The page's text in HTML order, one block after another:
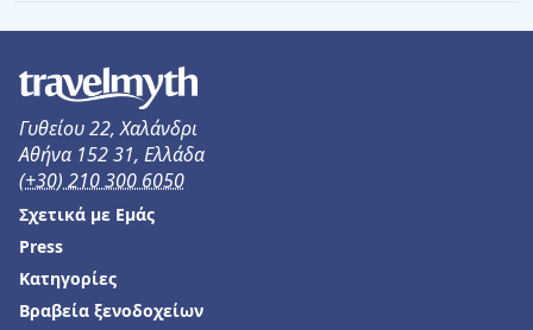
Ξενοδοχεία στον Γερολιμένα
Ξενοδοχεία στην Αρεόπολη
Ξενοδοχεία στο Ασουάν
Γυθείου 22, Χαλάνδρι
Αθήνα 152 31, Ελλάδα
(+30) 210 300 6050
Σχετικά με Εμάς
Press
Κατηγορίες
Βραβεία ξενοδοχείων